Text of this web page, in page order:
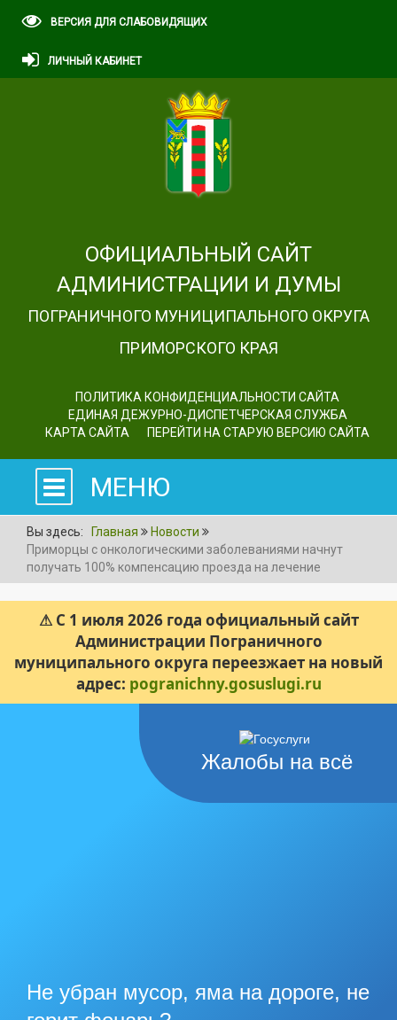
ВЕРСИЯ ДЛЯ СЛАБОВИДЯЩИХ
ЛИЧНЫЙ КАБИНЕТ
ОФИЦИАЛЬНЫЙ САЙТ
АДМИНИСТРАЦИИ И ДУМЫ
ПОГРАНИЧНОГО МУНИЦИПАЛЬНОГО ОКРУГА
ПРИМОРСКОГО КРАЯ
ПОЛИТИКА КОНФИДЕНЦИАЛЬНОСТИ САЙТА
ЕДИНАЯ ДЕЖУРНО-ДИСПЕТЧЕРСКАЯ СЛУЖБА
КАРТА САЙТА
ПЕРЕЙТИ НА СТАРУЮ ВЕРСИЮ САЙТА
МЕНЮ
Вы здесь: Главная
Новости
Приморцы с онкологическими заболеваниями начнут
получать 100% компенсацию проезда на лечение
⚠ С 1 июля 2026 года официальный сайт
Администрации Пограничного
муниципального округа переезжает на новый
адрес: pogranichny.gosuslugi.ru
Жалобы на всё
Не убран мусор, яма на дороге, не